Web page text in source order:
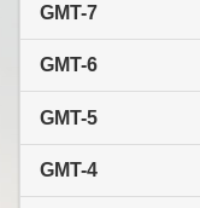
GMT-7
GMT-6
GMT-5
GMT-4